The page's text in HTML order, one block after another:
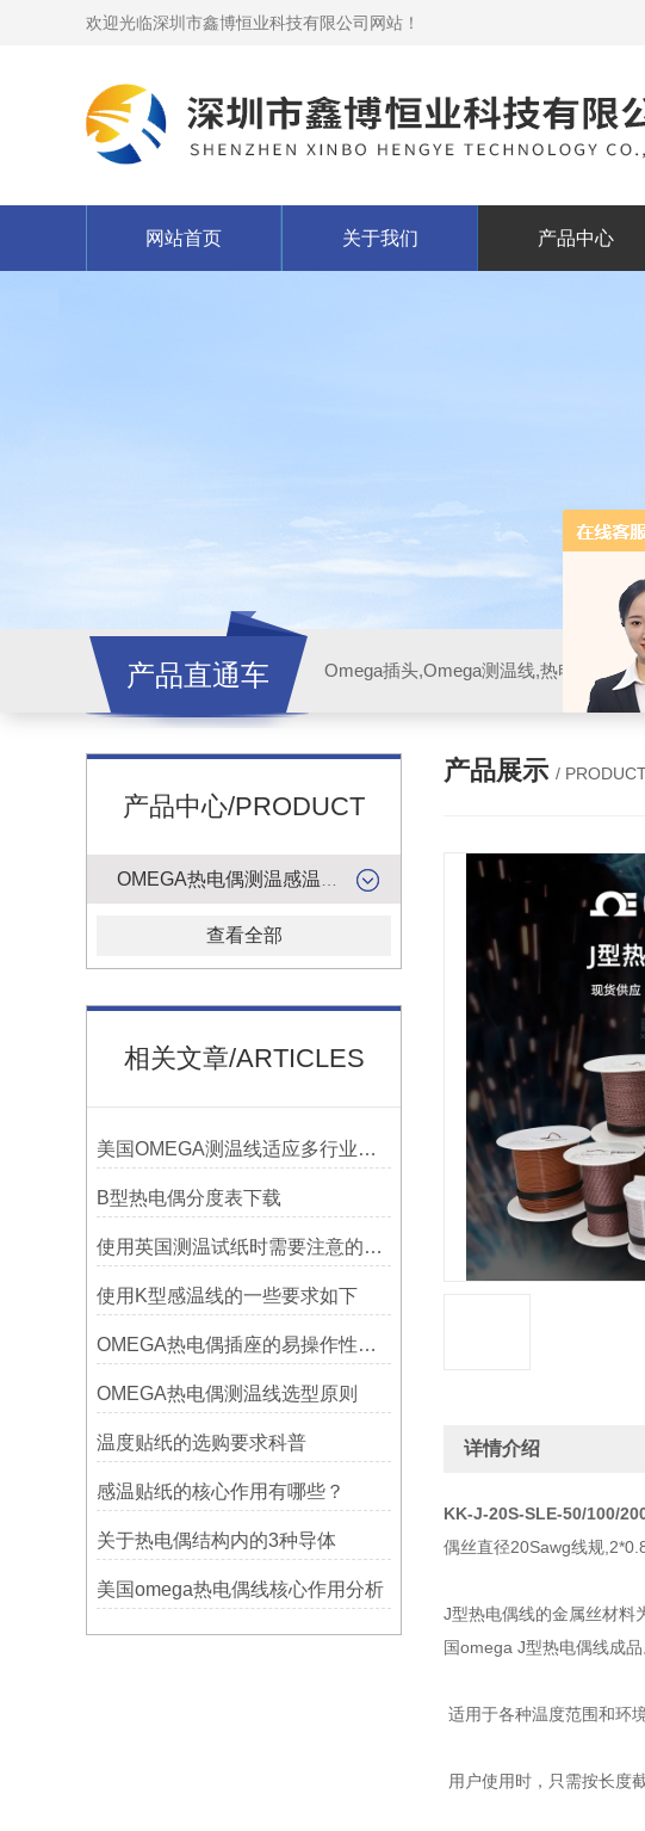
欢迎光临深圳市鑫博恒业科技有限公司网站！
网站首页 关于我们 产品中心
产品直通车
产品中心/PRODUCT
查看全部
相关文章/ARTICLES
美国OMEGA测温线适应多行业需求
B型热电偶分度表下载
使用英国测温试纸时需要注意的事项
使用K型感温线的一些要求如下
OMEGA热电偶插座的易操作性探讨
OMEGA热电偶测温线选型原则
温度贴纸的选购要求科普
感温贴纸的核心作用有哪些？
关于热电偶结构内的3种导体
美国omega热电偶线核心作用分析
产品展示 /
详情介绍
KK-J-20S-SLE-50/100/
偶丝直径20Sawg线规
J型热电偶线的金属丝材料
国omega J型热电偶线成品
适用于各种温度范围和环
用户使用时，只需按长度